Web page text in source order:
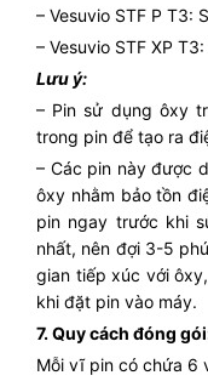
– Vesuvio STF P T3:
– Vesuvio STF XP
Lưu ý:
– Pin sử dụng ôxy
trong pin để tạo ra
– Các pin này được
ôxy nhằm bảo tồn
pin ngay trước khi
nhất, nên đợi 3-5
gian tiếp xúc với
khi đặt pin vào máy.
7. Quy cách đóng
Mỗi vĩ pin có chứa 6